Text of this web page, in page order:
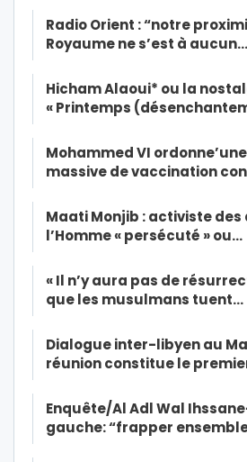
Radio Orient : “notre
Royaume ne s’est à aucun…
Hicham Alaoui* ou la
« Printemps
Mohammed VI
massive de vaccination
Maati Monjib : activiste des
l’Homme « persécuté » ou…
« Il n’y aura pas de
que les musulmans tuent…
Dialogue inter-libyen au
réunion constitue le
Enquête/Al Adl Wal
gauche: “frapper